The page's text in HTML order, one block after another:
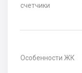
счетчики
Особенности ЖК